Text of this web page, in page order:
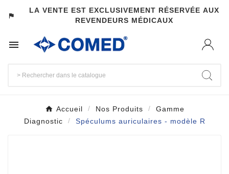
assistant_photo
LA VENTE EST EXCLUSIVEMENT RÉSERVÉE AUX
REVENDEURS MÉDICAUX

Accueil Nos Produits
Gamme
Diagnostic
Spéculums auriculaires - modèle R